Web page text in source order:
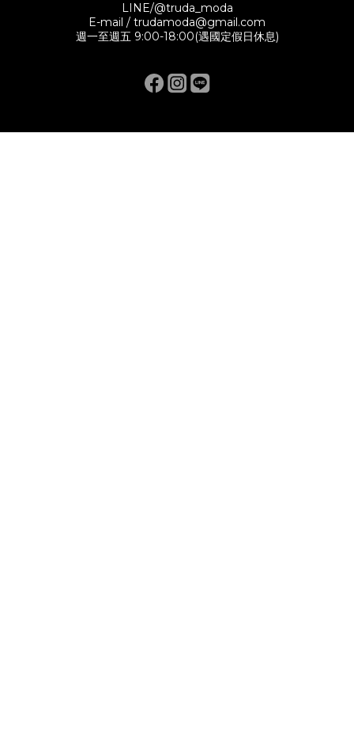
LINE/@truda_moda
E-mail / trudamoda@gmail.com
週一至週五 9:00-18:00(遇國定假日休息)